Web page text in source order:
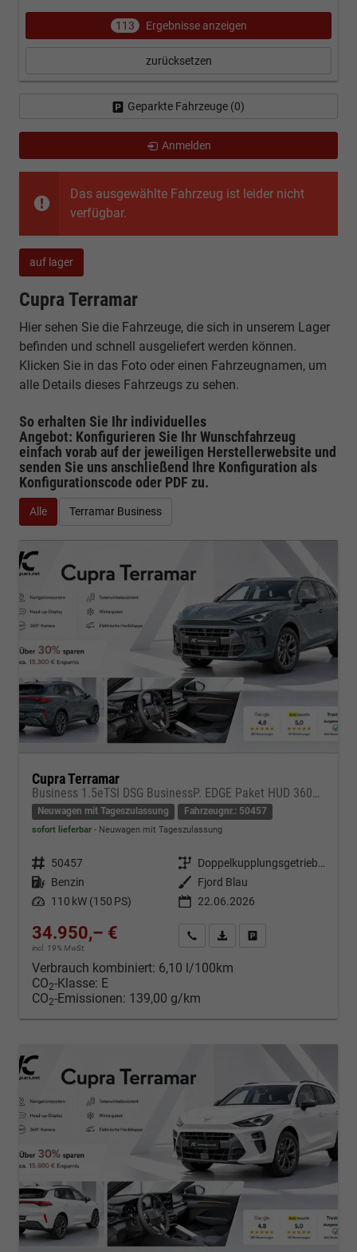
Das ausgewählte Fahrzeug ist leider nicht
verfügbar.
auf lager
Cupra Terramar
Hier sehen Sie die Fahrzeuge, die sich in unserem Lager
befinden und schnell ausgeliefert werden können.
Klicken Sie in das Foto oder einen Fahrzeugnamen, um
alle Details dieses Fahrzeugs zu sehen.
So erhalten Sie Ihr individuelles
Angebot: Konfigurieren Sie Ihr Wunschfahrzeug
einfach vorab auf der jeweiligen Herstellerwebsite und
senden Sie uns anschließend Ihre Konfiguration als
Konfigurationscode oder PDF zu.
Alle Terramar Business
Cupra Terramar
Business 1.5eTSI DSG BusinessP. EDGE Paket HUD 360Cam- DIGITAL DRIVE - INTELLIGENT L Gepäcktrennnetz
Neuwagen mit Tageszulassung Fahrzeugnr.: 50457
sofort lieferbar Neuwagen mit Tageszulassung
Fahrzeugnr. 50457 Getriebe
Doppelkupplungsgetriebe (DSG)
Kraftstoff Benzin Außenfarbe
Fjord Blau
Leistung 110 kW (150 PS) 22.06.2026
34.950,– €
incl. 19% MwSt.
Kontakt & Angebot anfordern
PDF-Datei, Fahrzeugexposé
Verbrauch kombiniert: 6,10 l/100km
CO2-Klasse: E
CO2-Emissionen: 139,00 g/km
113 Ergebnisse anzeigen
zurücksetzen
Geparkte Fahrzeuge (0)
Anmelden